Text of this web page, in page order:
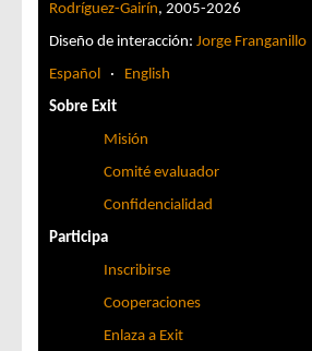
Rodríguez-Gairín, 2005-2026
Diseño de interacción: Jorge Franganillo
Español · English
Sobre Exit
Misión
Comité evaluador
Confidencialidad
Participa
Inscribirse
Cooperaciones
Enlaza a Exit